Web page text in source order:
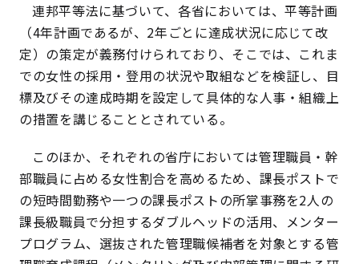
連邦平等法に基づいて、各省においては、平等計画
（4年計画であるが、2年ごとに達成状況に応じて改
定）の策定が義務付けられており、そこでは、これま
での女性の採用・登用の状況や取組などを検証し、目
標及びその達成時期を設定して具体的な人事・組織上
の措置を講じることとされている。
このほか、それぞれの省庁においては管理職員・幹
部職員に占める女性割合を高めるため、課長ポストで
の短時間勤務や一つの課長ポストの所掌事務を2人の
課長級職員で分担するダブルヘッドの活用、メンター
プログラム、選抜された管理職候補者を対象とする管